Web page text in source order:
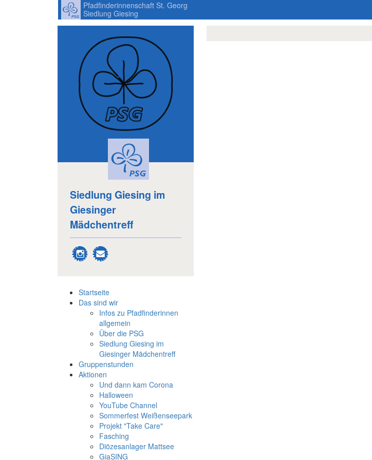
Pfadfinderinnenschaft St. Georg
Siedlung Giesing
Siedlung Giesing im
Giesinger
Mädchentreff
Startseite
Das sind wir
Infos zu Pfadfinderinnen
allgemein
Über die PSG
Siedlung Giesing im
Giesinger Mädchentreff
Gruppenstunden
Aktionen
Und dann kam Corona
Halloween
YouTube Channel
Sommerfest Weißenseepark
Projekt "Take Care"
Fasching
Diözesanlager Mattsee
GiaSING